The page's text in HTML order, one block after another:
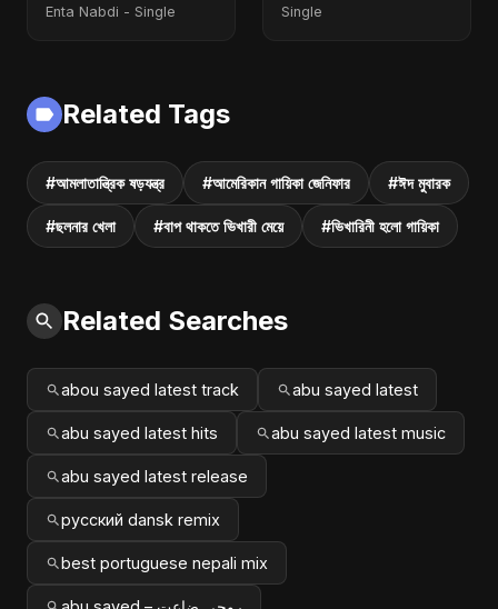
Enta Nabdi - Single
Single
Related Tags
#আমলাতান্ত্রিক ষড়যন্ত্র #আমেরিকান গায়িকা জেনিফার #ঈদ মুবারক
#ছলনার খেলা #বাপ থাকতে ভিখারী মেয়ে #ভিখারিনী হলো গায়িকা
Related Searches
abou sayed latest track abu sayed latest
abu sayed latest hits abu sayed latest music
abu sayed latest release
русский dansk remix
best portuguese nepali mix